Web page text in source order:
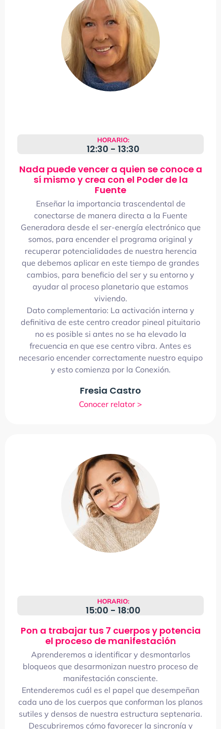
HORARIO:
12:30 - 13:30
Nada puede vencer a quien se conoce a
sí mismo y crea con el Poder de la
Fuente
Enseñar la importancia trascendental de
conectarse de manera directa a la Fuente
Generadora desde el ser-energía electrónico que
somos, para encender el programa original y
recuperar potencialidades de nuestra herencia
que debemos aplicar en este tiempo de grandes
cambios, para beneficio del ser y su entorno y
ayudar al proceso planetario que estamos
viviendo.
Dato complementario: La activación interna y
definitiva de este centro creador pineal pituitario
no es posible si antes no se ha elevado la
frecuencia en que ese centro vibra. Antes es
necesario encender correctamente nuestro equipo
y esto comienza por la Conexión.
Fresia Castro
Conocer relator >
HORARIO:
15:00 - 18:00
Pon a trabajar tus 7 cuerpos y potencia
el proceso de manifestación
Aprenderemos a identificar y desmontarlos
bloqueos que desarmonizan nuestro proceso de
manifestación consciente.
Entenderemos cuál es el papel que desempeñan
cada uno de los cuerpos que conforman los planos
sutiles y densos de nuestra estructura septenaria.
Descubriremos cómo favorecer la sincronía y